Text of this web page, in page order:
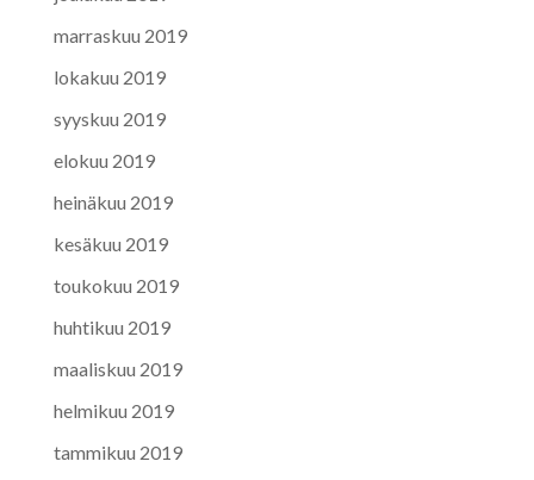
marraskuu 2019
lokakuu 2019
syyskuu 2019
elokuu 2019
heinäkuu 2019
kesäkuu 2019
toukokuu 2019
huhtikuu 2019
maaliskuu 2019
helmikuu 2019
tammikuu 2019